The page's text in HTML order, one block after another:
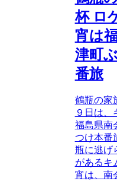
杯 ロ
宵は
津町
番旅
鶴瓶の家
９日は、
福島県南
つけ本番
瓶に逃げ
があるキ
宵は、南